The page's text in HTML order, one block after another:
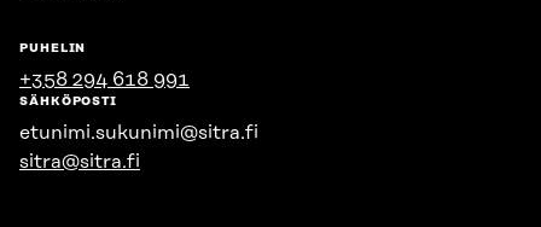
PUHELIN
+358 294 618 991
SÄHKÖPOSTI
etunimi.sukunimi@sitra.fi
sitra@sitra.fi